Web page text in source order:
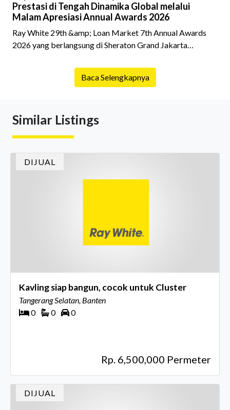
Prestasi di Tengah Dinamika Global melalui
Malam Apresiasi Annual Awards 2026
Ray White 29th &amp; Loan Market 7th Annual Awards
2026 yang berlangsung di Sheraton Grand Jakarta
istimewa bagi para pelaku industri properti dan keuangan.
Lebih dari 400 marketing executives dan principals
menghidupkan suasana, acara ini dihadiri oleh Country
Baca Selengkapnya
Similar Listings
DIJUAL
Kavling siap bangun, cocok untuk Cluster
Tangerang Selatan, Banten
0
0 0
Rp. 6,500,000 Permeter
DIJUAL